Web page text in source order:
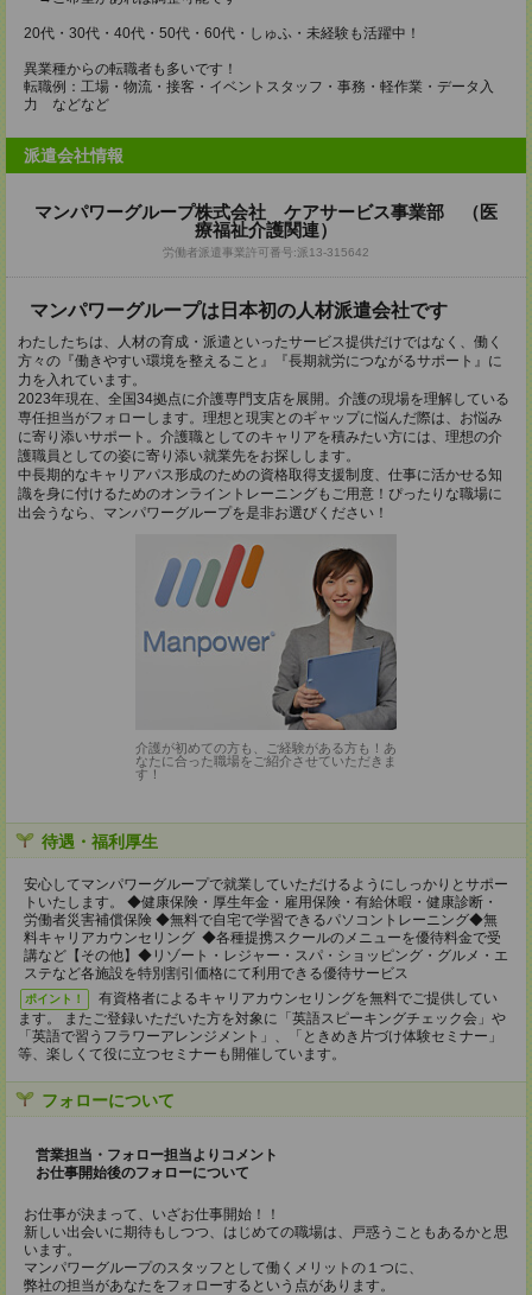
20代・30代・40代・50代・60代・しゅふ・未経験も活躍中！
異業種からの転職者も多いです！
転職例：工場・物流・接客・イベントスタッフ・事務・軽作業・データ入
力 などなど
派遣会社情報
マンパワーグループ株式会社 ケアサービス事業部 （医
療福祉介護関連）
労働者派遣事業許可番号:派13-315642
マンパワーグループは日本初の人材派遣会社です
わたしたちは、人材の育成・派遣といったサービス提供だけではなく、働く
方々の『働きやすい環境を整えること』『長期就労につながるサポート』に
力を入れています。
2023年現在、全国34拠点に介護専門支店を展開。介護の現場を理解している
専任担当がフォローします。理想と現実とのギャップに悩んだ際は、お悩み
に寄り添いサポート。介護職としてのキャリアを積みたい方には、理想の介
護職員としての姿に寄り添い就業先をお探しします。
中長期的なキャリアパス形成のための資格取得支援制度、仕事に活かせる知
識を身に付けるためのオンライントレーニングもご用意！ぴったりな職場に
出会うなら、マンパワーグループを是非お選びください！
介護が初めての方も、ご経験がある方も！あ
なたに合った職場をご紹介させていただきま
す！
待遇・福利厚生
安心してマンパワーグループで就業していただけるようにしっかりとサポー
トいたします。 ◆健康保険・厚生年金・雇用保険・有給休暇・健康診断・
労働者災害補償保険 ◆無料で自宅で学習できるパソコントレーニング◆無
料キャリアカウンセリング ◆各種提携スクールのメニューを優待料金で受
講など【その他】◆リゾート・レジャー・スパ・ショッピング・グルメ・エ
ステなど各施設を特別割引価格にて利用できる優待サービス
ポイント！
有資格者によるキャリアカウンセリングを無料でご提供してい
ます。 またご登録いただいた方を対象に「英語スピーキングチェック会」や
「英語で習うフラワーアレンジメント」、「ときめき片づけ体験セミナー」
等、楽しくて役に立つセミナーも開催しています。
フォローについて
営業担当・フォロー担当よりコメント
お仕事開始後のフォローについて
お仕事が決まって、いざお仕事開始！！
新しい出会いに期待もしつつ、はじめての職場は、戸惑うこともあるかと思
います。
マンパワーグループのスタッフとして働くメリットの１つに、
弊社の担当があなたをフォローするという点があります。